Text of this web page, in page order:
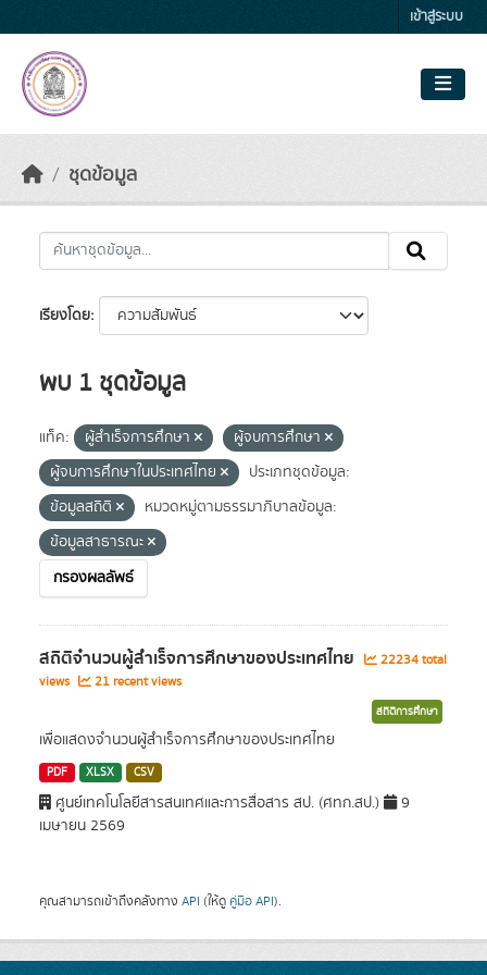
เข้าสู่ระบบ
ชุดข้อมูล
เรียงโดย
พบ 1 ชุดข้อมูล
แท็ค: ผู้สำเร็จการศึกษา
ผู้จบการศึกษา
ผู้จบการศึกษาในประเทศไทย
ประเภทชุดข้อมูล:
ข้อมูลสถิติ
หมวดหมู่ตามธรรมาภิบาลข้อมูล:
ข้อมูลสาธารณะ
กรองผลลัพธ์
สถิติจำนวนผู้สำเร็จการศึกษาของประเทศไทย
22234 total
views
21 recent views
สถิติการศึกษา
เพื่อแสดงจำนวนผู้สำเร็จการศึกษาของประเทศไทย
PDF XLSX CSV
ศูนย์เทคโนโลยีสารสนเทศและการสื่อสาร สป. (ศทก.สป.)
9
เมษายน 2569
คุณสามารถเข้าถึงคลังทาง API (ให้ดู คู่มือ API).